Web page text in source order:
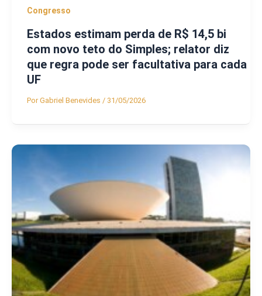
Congresso
Estados estimam perda de R$ 14,5 bi
com novo teto do Simples; relator diz
que regra pode ser facultativa para cada
UF
PorGabriel Benevides / 31/05/2026